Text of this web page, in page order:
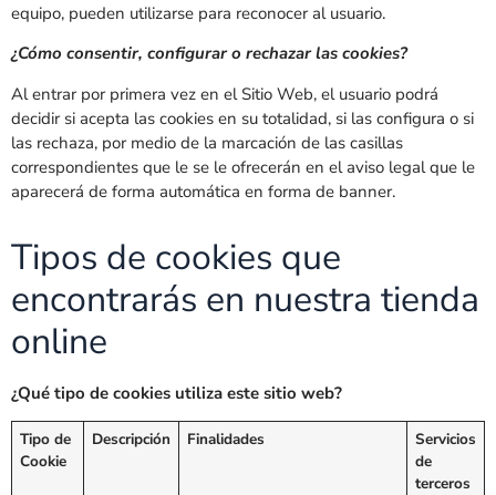
equipo, pueden utilizarse para reconocer al usuario.
¿Cómo consentir, configurar o rechazar las cookies?
Al entrar por primera vez en el Sitio Web, el usuario podrá
decidir si acepta las cookies en su totalidad, si las configura o si
las rechaza, por medio de la marcación de las casillas
correspondientes que le se le ofrecerán en el aviso legal que le
aparecerá de forma automática en forma de banner.
Tipos de cookies que
encontrarás en nuestra tienda
online
¿Qué tipo de cookies utiliza este sitio web?
Tipo de
Cookie
Descripción Finalidades
Servicios
de
terceros